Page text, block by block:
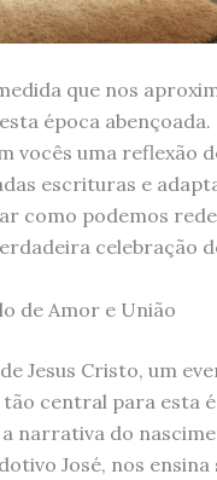
que nos
época
vocês uma reflexão
escrituras e
como podemos
celebração
de Amor e União
Jesus Cristo, um
central para esta
narrativa do
José, nos